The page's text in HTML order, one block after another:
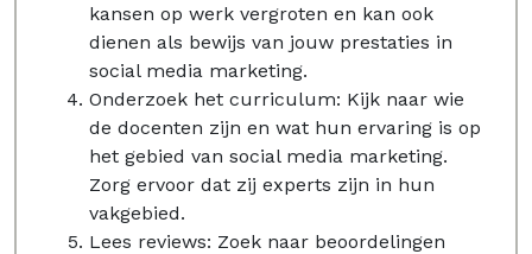
kansen op werk vergroten en kan ook
dienen als bewijs van jouw prestaties in
social media marketing.
Onderzoek het curriculum: Kijk naar wie
de docenten zijn en wat hun ervaring is op
het gebied van social media marketing.
Zorg ervoor dat zij experts zijn in hun
vakgebied.
Lees reviews: Zoek naar beoordelingen